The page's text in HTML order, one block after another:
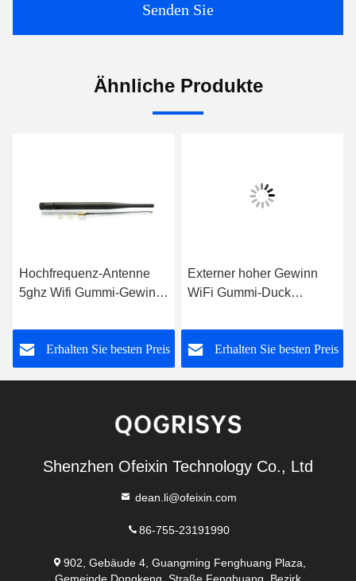
Senden Sie
Ähnliche Produkte
Hochfrequenz-Antenne
5ghz Wifi Gummi-Gewinn-
Erhalten Sie besten Preis
Externer hoher Gewinn
WiFi Gummi-Duck
Hochfrequenz-Antennen-
5GHz 5dBi
Erhalten Sie besten Preis
Shenzhen Ofeixin Technology Co., Ltd
dean.li@ofeixin.com
86-755-23191990
902, Gebäude 4, Guangming Fenghuang Plaza,